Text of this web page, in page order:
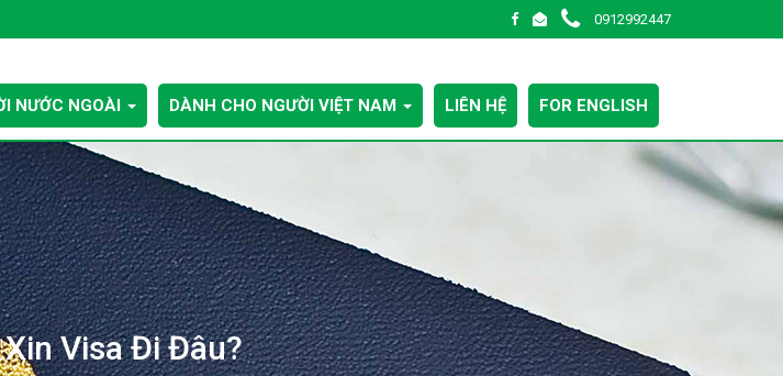
0912992447
NƯỚC NGOÀI DÀNH CHO NGƯỜI VIỆT NAM LIÊN HỆ FOR ENGLISH
Visa Đi Đâu?